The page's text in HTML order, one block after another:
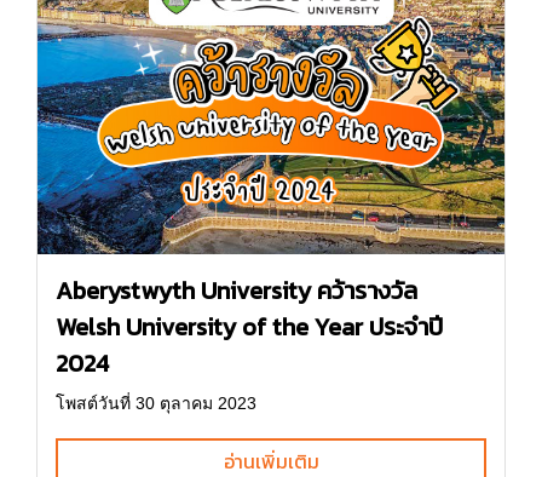
Aberystwyth University คว้ารางวัล
Welsh University of the Year ประจำปี
2024
โพสต์วันที่ 30 ตุลาคม 2023
อ่านเพิ่มเติม